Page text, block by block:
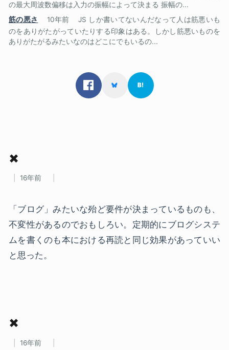
の最大周波数偏移は入力の振幅によって決まる 振幅の...
筋の悪さ
10年前
JS しか書いてないんだなって人は筋悪いも
のをありがたがっていたりする印象はある。しかし筋悪いものを
ありがたがるみたいなのはどこにでもいるの...
✖
16年前
「ブログ」みたいな殆ど要件が決まっているものも、
不変性があるのでおもしろい。定期的にブログシステ
ムを書くのも本における再読と同じ効果があっていい
と思った。
✖
16年前